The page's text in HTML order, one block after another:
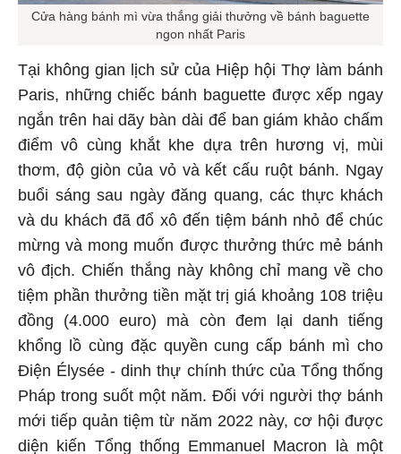
Cửa hàng bánh mì vừa thắng giải thưởng về bánh baguette
ngon nhất Paris
Tại không gian lịch sử của Hiệp hội Thợ làm bánh
Paris, những chiếc bánh baguette được xếp ngay
ngắn trên hai dãy bàn dài để ban giám khảo chấm
điểm vô cùng khắt khe dựa trên hương vị, mùi
thơm, độ giòn của vỏ và kết cấu ruột bánh. Ngay
buổi sáng sau ngày đăng quang, các thực khách
và du khách đã đổ xô đến tiệm bánh nhỏ để chúc
mừng và mong muốn được thưởng thức mẻ bánh
vô địch. Chiến thắng này không chỉ mang về cho
tiệm phần thưởng tiền mặt trị giá khoảng 108 triệu
đồng (4.000 euro) mà còn đem lại danh tiếng
khổng lồ cùng đặc quyền cung cấp bánh mì cho
Điện Élysée - dinh thự chính thức của Tổng thống
Pháp trong suốt một năm. Đối với người thợ bánh
mới tiếp quản tiệm từ năm 2022 này, cơ hội được
diện kiến Tổng thống Emmanuel Macron là một